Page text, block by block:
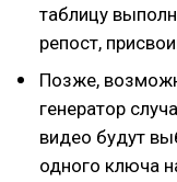
таблицу
репост,
Позже,
генератор
видео будут
одного ключа